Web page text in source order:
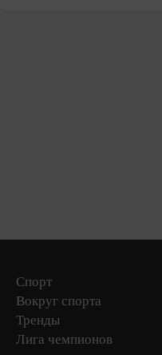
Спорт
Вокруг спорта
Тренды
Лига чемпионов